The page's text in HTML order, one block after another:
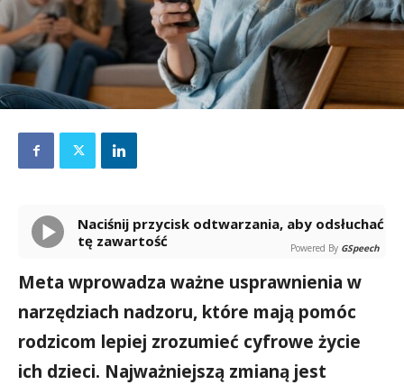
Naciśnij przycisk odtwarzania, aby odsłuchać
tę zawartość
Powered By GSpeech
Meta wprowadza ważne usprawnienia w
narzędziach nadzoru, które mają pomóc
rodzicom lepiej zrozumieć cyfrowe życie
ich dzieci. Najważniejszą zmianą jest